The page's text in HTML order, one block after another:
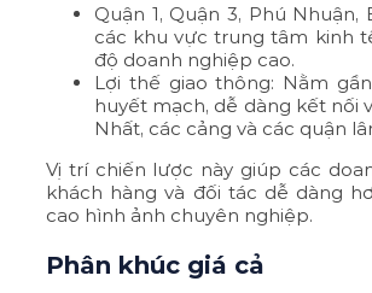
Quận 1, Quận 3, Phú
các khu vực trung tâm kinh
độ doanh nghiệp cao.
Lợi thế giao thông: Nằm
huyết mạch, dễ dàng kết nối
Nhất, các cảng và các quận
Vị trí chiến lược này giúp các
khách hàng và đối tác dễ dàng
cao hình ảnh chuyên nghiệp.
Phân khúc giá cả